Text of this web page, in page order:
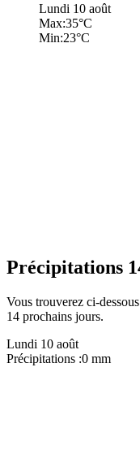
Lundi 10 août
Max:35°C
Min:23°C
Précipitations
Vous trouverez ci-
14 prochains jours.
Lundi 10 août
Précipitations :0 mm